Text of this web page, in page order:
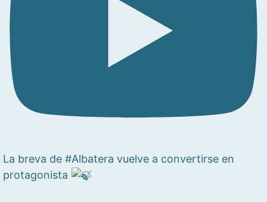
La breva de #Albatera vuelve a convertirse en
protagonista